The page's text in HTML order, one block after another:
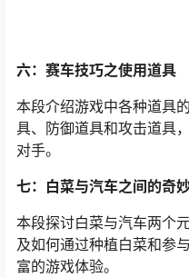
六：赛车技巧之使用道具
本段介绍游戏中各种道具
具、防御道具和攻击道具
对手。
七：白菜与汽车之间的奇
本段探讨白菜与汽车两个
及如何通过种植白菜和参
富的游戏体验。